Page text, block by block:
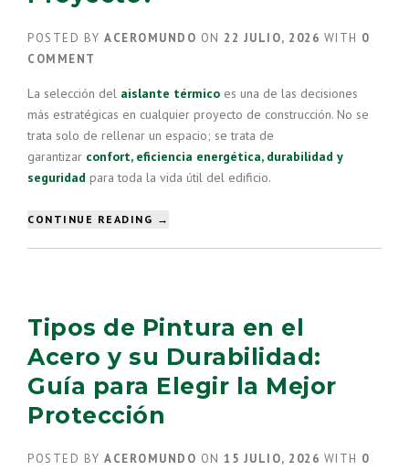
POSTED BY ACEROMUNDO ON 22 JULIO, 2026 WITH 0
COMMENT
La selección del aislante térmico es una de las decisiones
más estratégicas en cualquier proyecto de construcción. No se
trata solo de rellenar un espacio; se trata de
garantizar confort, eficiencia energética, durabilidad y
seguridad para toda la vida útil del edificio.
CONTINUE READING “¿CÓMO
PARA
TU
PROYECTO?”
→
Tipos de Pintura en el
Acero y su Durabilidad:
Guía para Elegir la Mejor
Protección
POSTED BY ACEROMUNDO ON 15 JULIO, 2026 WITH 0